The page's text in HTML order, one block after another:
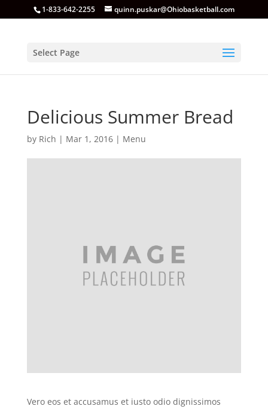
1-833-642-2255 quinn.puskar@Ohiobasketball.com
Select Page
Delicious Summer Bread
by Rich | Mar 1, 2016| Menu
Vero eos et accusamus et iusto odio dignissimos